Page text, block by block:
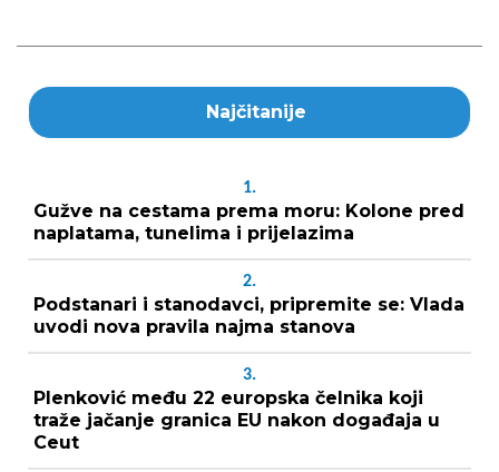
Najčitanije
1.
Gužve na cestama prema moru: Kolone pred
naplatama, tunelima i prijelazima
2.
Podstanari i stanodavci, pripremite se: Vlada
uvodi nova pravila najma stanova
3.
Plenković među 22 europska čelnika koji
traže jačanje granica EU nakon događaja u
Ceut